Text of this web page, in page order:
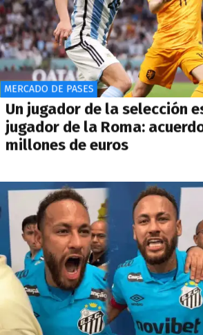
MERCADO DE PASES
Un jugador de la selección
jugador de la Roma:
millones de euros